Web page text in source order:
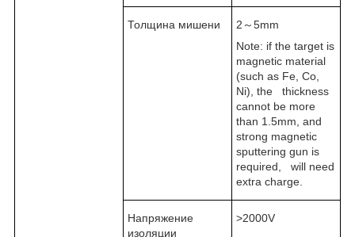
Толщина мишени
2～5mm
Note: if the target is
magnetic material
(such as Fe, Co,
Ni), the thickness
cannot be more
than 1.5mm, and
strong magnetic
sputtering gun is
required, will need
extra charge.
Напряжение
изоляции
>2000V